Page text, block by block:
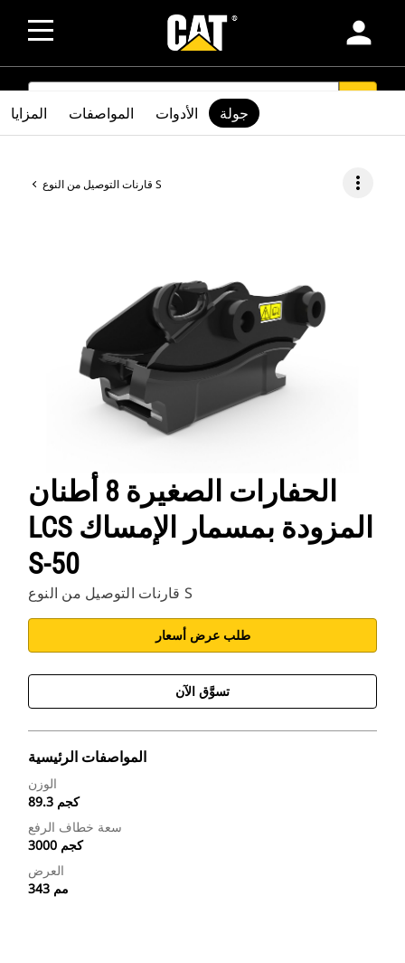
person
SEARCH
قارنات التوصيل من النوع S more_vert
الحفارات الصغيرة 8 أطنان
LCS المزودة بمسمار الإمساك
S-50
قارنات التوصيل من النوع S
طلب عرض أسعار
تسوَّق الآن
المواصفات الرئيسية
الوزن
89.3 كجم
سعة خطاف الرفع
3000 كجم
العرض
343 مم
المزايا المواصفات الأدوات جولة